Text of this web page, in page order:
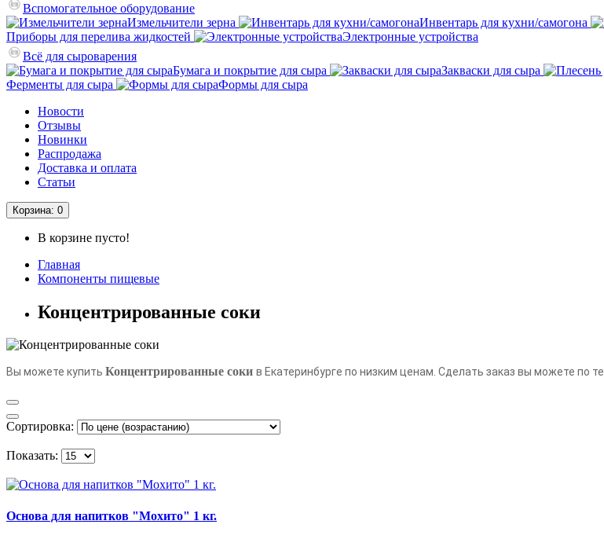
Вспомогательное оборудование
Измельчители зерна
Инвентарь для кухни/самогона
Приборы для перелива жидкостей
Электронные устройства
Всё для сыроварения
Бумага и покрытие для сыра
Закваски для сыра
Ферменты для сыра
Формы для сыра
Новости
Отзывы
Новинки
Распродажа
Доставка и оплата
Статьи
Корзина: 0
В корзине пусто!
Главная
Компоненты пищевые
Концентрированные соки
Вы можете купить Концентрированные соки в Екатеринбурге по низким ценам. Сделать заказ вы можете по
Сортировка:
Показать:
Основа для напитков "Мохито" 1 кг.